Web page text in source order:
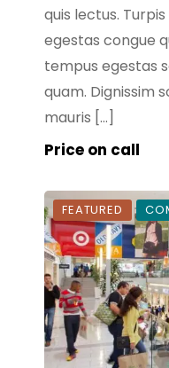
quis lectus.
egestas congue
tempus egestas
quam. Dignissim
mauris […]
Price on call
FEATURED